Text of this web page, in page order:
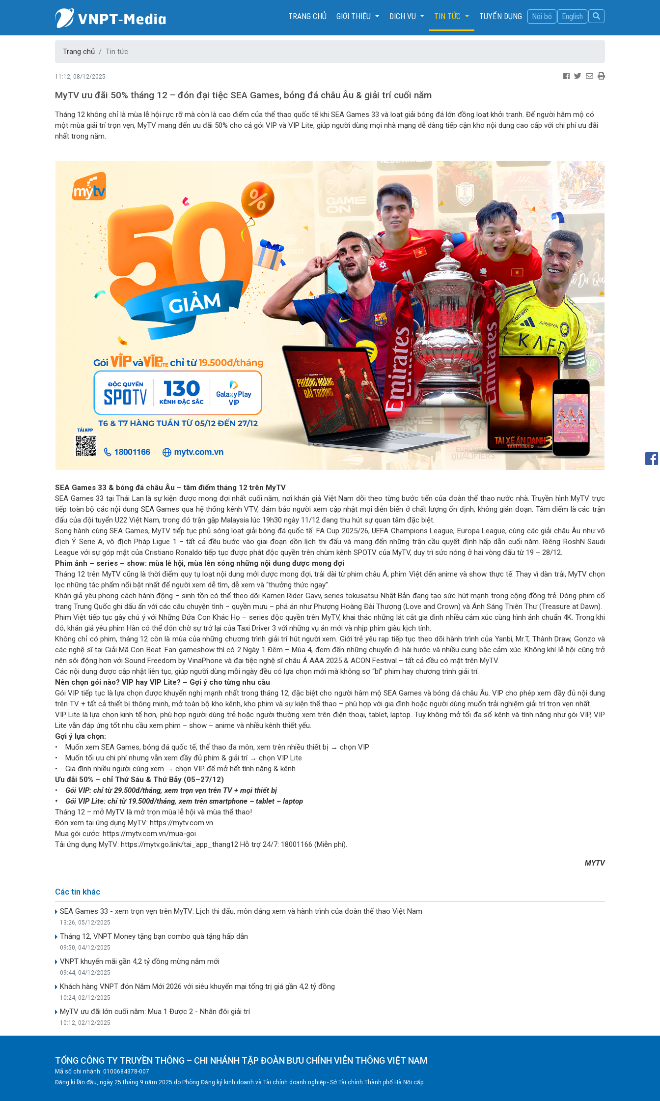
TRANG CHỦ(CURRENT)
GIỚI THIỆU DỊCH VỤ TIN TỨC TUYỂN DỤNG Nội bộ English
Trang chủ Tin tức
11:12, 08/12/2025
MyTV ưu đãi 50% tháng 12 – đón đại tiệc SEA Games, bóng đá châu Âu & giải trí cuối năm
Tháng 12 không chỉ là mùa lễ hội rực rỡ mà còn là cao điểm của thể thao quốc tế khi SEA Games 33 và loạt giải bóng đá lớn đồng loạt khởi tranh. Để người hâm mộ có
một mùa giải trí trọn vẹn, MyTV mang đến ưu đãi 50% cho cả gói VIP và VIP Lite, giúp người dùng mọi nhà mạng dễ dàng tiếp cận kho nội dung cao cấp với chi phí ưu đãi
nhất trong năm.
SEA Games 33 & bóng đá châu Âu – tâm điểm tháng 12 trên MyTV
SEA Games 33 tại Thái Lan là sự kiện được mong đợi nhất cuối năm, nơi khán giả Việt Nam dõi theo từng bước tiến của đoàn thể thao nước nhà. Truyền hình MyTV trực
tiếp toàn bộ các nội dung SEA Games qua hệ thống kênh VTV, đảm bảo người xem cập nhật mọi diễn biến ở chất lượng ổn định, không gián đoạn. Tâm điểm là các trận
đấu của đội tuyển U22 Việt Nam, trong đó trận gặp Malaysia lúc 19h30 ngày 11/12 đang thu hút sự quan tâm đặc biệt.
Song hành cùng SEA Games, MyTV tiếp tục phủ sóng loạt giải bóng đá quốc tế: FA Cup 2025/26, UEFA Champions League, Europa League, cùng các giải châu Âu như vô
địch Ý Serie A, vô địch Pháp Ligue 1 – tất cả đều bước vào giai đoạn dồn lịch thi đấu và mang đến những trận cầu quyết định hấp dẫn cuối năm. Riêng RoshN Saudi
League với sự góp mặt của Cristiano Ronaldo tiếp tục được phát độc quyền trên chùm kênh SPOTV của MyTV, duy trì sức nóng ở hai vòng đấu từ 19 – 28/12.
Phim ảnh – series – show: mùa lễ hội, mùa lên sóng những nội dung được mong đợi
Tháng 12 trên MyTV cũng là thời điểm quy tụ loạt nội dung mới được mong đợi, trải dài từ phim châu Á, phim Việt đến anime và show thực tế. Thay vì dàn trải, MyTV chọn
lọc những tác phẩm nổi bật nhất để người xem dễ tìm, dễ xem và “thưởng thức ngay”.
Khán giả yêu phong cách hành động – sinh tồn có thể theo dõi Kamen Rider Gavv, series tokusatsu Nhật Bản đang tạo sức hút mạnh trong cộng đồng trẻ. Dòng phim cổ
trang Trung Quốc ghi dấu ấn với các câu chuyện tình – quyền mưu – phá án như Phượng Hoàng Đài Thượng (Love and Crown) và Ánh Sáng Thiên Thư (Treasure at Dawn).
Phim Việt tiếp tục gây chú ý với Những Đứa Con Khác Họ – series độc quyền trên MyTV, khai thác những lát cắt gia đình nhiều cảm xúc cùng hình ảnh chuẩn 4K. Trong khi
đó, khán giả yêu phim Hàn có thể đón chờ sự trở lại của Taxi Driver 3 với những vụ án mới và nhịp phim giàu kịch tính.
Không chỉ có phim, tháng 12 còn là mùa của những chương trình giải trí hút người xem. Giới trẻ yêu rap tiếp tục theo dõi hành trình của Yanbi, Mr.T, Thành Draw, Gonzo và
các nghệ sĩ tại Giải Mã Con Beat. Fan gameshow thì có 2 Ngày 1 Đêm – Mùa 4, đem đến những chuyến đi hài hước và nhiều cung bậc cảm xúc. Không khí lễ hội cũng trở
nên sôi động hơn với Sound Freedom by VinaPhone và đại tiệc nghệ sĩ châu Á AAA 2025 & ACON Festival – tất cả đều có mặt trên MyTV.
Các nội dung được cập nhật liên tục, giúp người dùng mỗi ngày đều có lựa chọn mới mà không sợ “bí” phim hay chương trình giải trí.
Nên chọn gói nào? VIP hay VIP Lite? – Gợi ý cho từng nhu cầu
Gói VIP tiếp tục là lựa chọn được khuyến nghị mạnh nhất trong tháng 12, đặc biệt cho người hâm mộ SEA Games và bóng đá châu Âu. VIP cho phép xem đầy đủ nội dung
trên TV + tất cả thiết bị thông minh, mở toàn bộ kho kênh, kho phim và sự kiện thể thao – phù hợp với gia đình hoặc người dùng muốn trải nghiệm giải trí trọn vẹn nhất.
VIP Lite là lựa chọn kinh tế hơn, phù hợp người dùng trẻ hoặc người thường xem trên điện thoại, tablet, laptop. Tuy không mở tối đa số kênh và tính năng như gói VIP, VIP
Lite vẫn đáp ứng tốt nhu cầu xem phim – show – anime và nhiều kênh thiết yếu.
Gợi ý lựa chọn:
• Muốn xem SEA Games, bóng đá quốc tế, thể thao đa môn, xem trên nhiều thiết bị → chọn VIP
• Muốn tối ưu chi phí nhưng vẫn xem đầy đủ phim & giải trí → chọn VIP Lite
• Gia đình nhiều người cùng xem → chọn VIP để mở hết tính năng & kênh
Ưu đãi 50% – chỉ Thứ Sáu & Thứ Bảy (05–27/12)
•
Gói VIP: chỉ từ 29.500đ/tháng, xem trọn vẹn trên TV + mọi thiết bị
• Gói VIP Lite: chỉ từ 19.500đ/tháng, xem trên smartphone – tablet – laptop
Tháng 12 – mở MyTV là mở trọn mùa lễ hội và mùa thể thao!
Đón xem tại ứng dụng MyTV: https://mytv.com.vn
Mua gói cước: https://mytv.com.vn/mua-goi
Tải ứng dụng MyTV: https://mytv.go.link/tai_app_thang12 Hỗ trợ 24/7: 18001166 (Miễn phí).
MYTV
Các tin khác
SEA Games 33 - xem trọn vẹn trên MyTV: Lịch thi đấu, môn đáng xem và hành trình của đoàn thể thao Việt Nam
13:26, 05/12/2025
Tháng 12, VNPT Money tặng bạn combo quà tặng hấp dẫn
09:50, 04/12/2025
VNPT khuyến mãi gần 4,2 tỷ đồng mừng năm mới
09:44, 04/12/2025
Khách hàng VNPT đón Năm Mới 2026 với siêu khuyến mại tổng trị giá gần 4,2 tỷ đồng
10:24, 02/12/2025
MyTV ưu đãi lớn cuối năm: Mua 1 Được 2 - Nhân đôi giải trí
10:12, 02/12/2025
TỔNG CÔNG TY TRUYỀN THÔNG – CHI NHÁNH TẬP ĐOÀN BƯU CHÍNH VIỄN THÔNG VIỆT NAM
Mã số chi nhánh: 0100684378-007
Đăng kí lần đầu, ngày 25 tháng 9 năm 2025 do Phòng Đăng ký kinh doanh và Tài chính doanh nghiệp - Sở Tài chính Thành phố Hà Nội cấp